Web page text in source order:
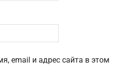
email и адрес сайта в этом